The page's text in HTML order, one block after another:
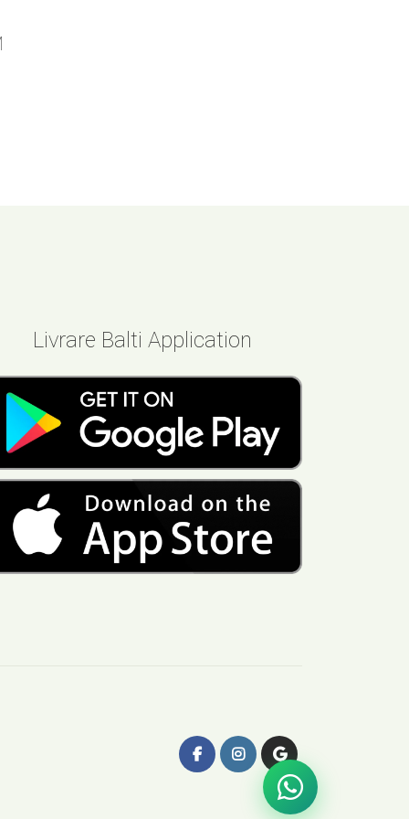
Livrare Balti Application